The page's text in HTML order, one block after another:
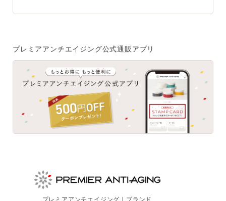
プレミアアンチエイジング公式通販アプリ
プレミアアンチエイジング｜ブランド